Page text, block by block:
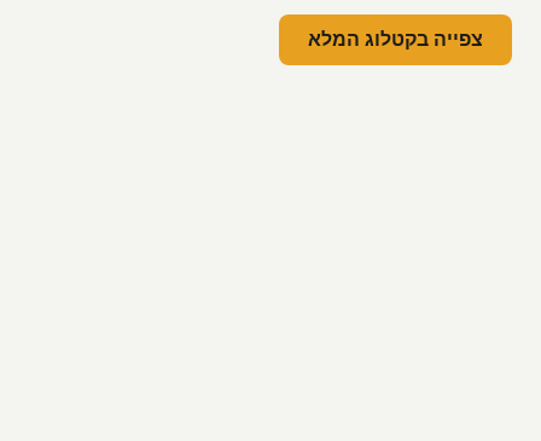
צפייה בקטלוג המלא